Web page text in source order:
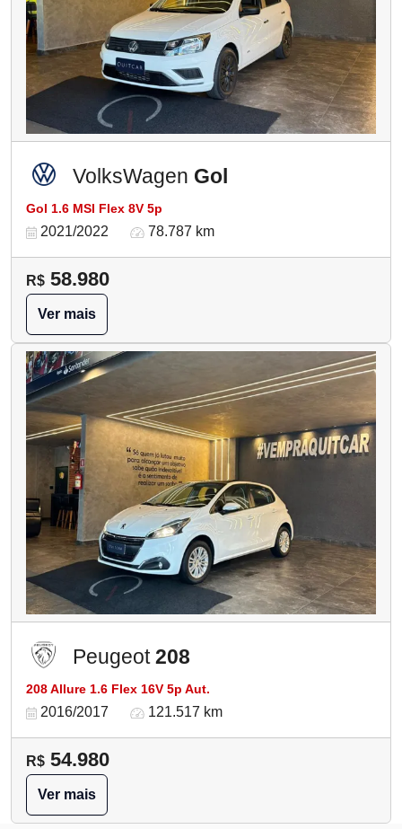
VolksWagen Gol
Gol 1.6 MSI Flex 8V 5p
2021/2022 78.787 km
R$ 58.980
Ver mais
Peugeot208
208 Allure 1.6 Flex 16V 5p Aut.
2016/2017 121.517 km
R$ 54.980
Ver mais